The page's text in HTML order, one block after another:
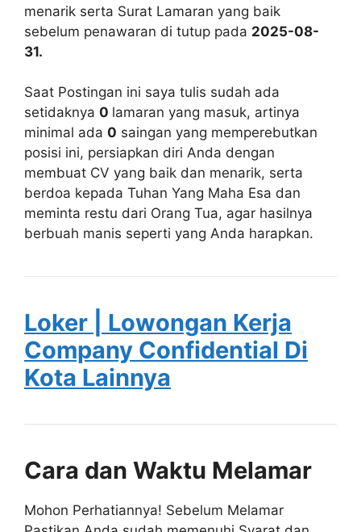
menarik serta Surat Lamaran yang baik
sebelum penawaran di tutup pada 2025-08-
31.
Saat Postingan ini saya tulis sudah ada
setidaknya 0 lamaran yang masuk, artinya
minimal ada 0 saingan yang memperebutkan
posisi ini, persiapkan diri Anda dengan
membuat CV yang baik dan menarik, serta
berdoa kepada Tuhan Yang Maha Esa dan
meminta restu dari Orang Tua, agar hasilnya
berbuah manis seperti yang Anda harapkan.
Loker | Lowongan Kerja
Company Confidential Di
Kota Lainnya
Cara dan Waktu Melamar
Mohon Perhatiannya! Sebelum Melamar